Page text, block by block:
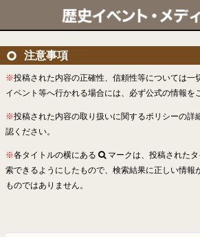
注意事項
※投稿された内容の正確性、信頼性等については一
イベント等へ行かれる場合には、必ず公式の情報を
※投稿された内容の取り扱いに関するポリシーの詳
認ください。
※各タイトルの横にある
マークは、投稿された
索できるようにしたもので、検索結果に正しい情報
ものではありません。